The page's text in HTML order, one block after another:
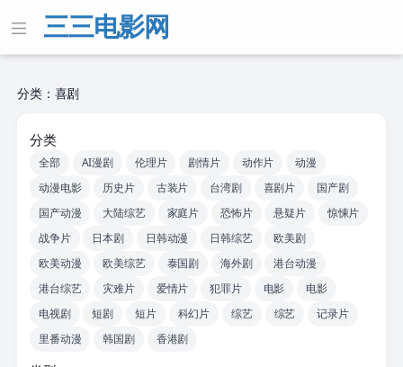
三三电影网
分类：喜剧
分类
全部 AI漫剧 伦理片 剧情片 动作片
动漫
动漫电影
历史片 古装片 台湾剧 喜剧片
国产剧
国产动漫
大陆综艺 家庭片 恐怖片 悬疑片
惊悚片
战争片
日本剧 日韩动漫 日韩综艺
欧美剧
欧美动漫
欧美综艺 泰国剧 海外剧
港台动漫
港台综艺
灾难片 爱情片 犯罪片 电影
电影
电视剧
短剧 短片 科幻片 综艺 综艺
记录片
里番动漫
韩国剧 香港剧